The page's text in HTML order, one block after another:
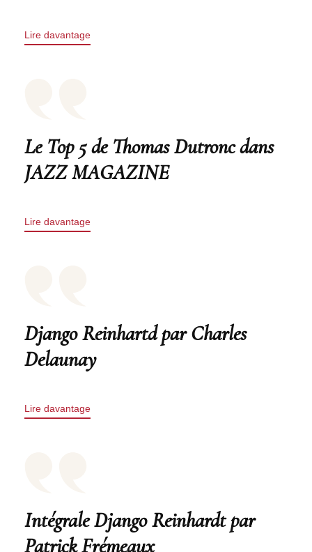
Lire davantage
Le Top 5 de Thomas Dutronc dans
JAZZ MAGAZINE
Lire davantage
Django Reinhartd par Charles
Delaunay
Lire davantage
Intégrale Django Reinhardt par
Patrick Frémeaux